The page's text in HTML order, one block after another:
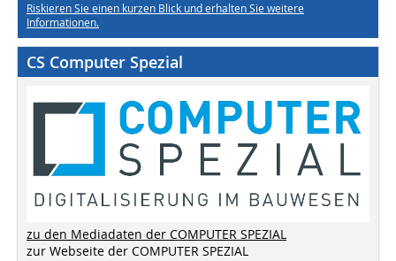
Riskieren Sie einen kurzen Blick und erhalten Sie weitere
Informationen.
CS Computer Spezial
zu den Mediadaten der COMPUTER SPEZIAL
zur Webseite der COMPUTER SPEZIAL